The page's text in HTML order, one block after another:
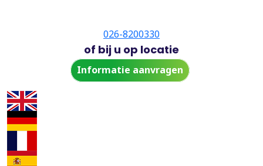
026-8200330
of bij u op locatie
Informatie aanvragen